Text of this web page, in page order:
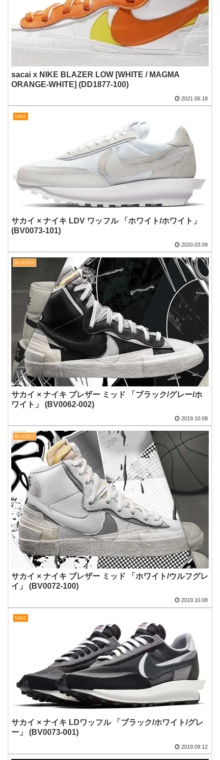
sacai x NIKE BLAZER LOW [WHITE / MAGMA
ORANGE-WHITE] (DD1877-100)
2021.06.18
NIKE
サカイ × ナイキ LDV ワッフル 「ホワイト/ホワイト」
(BV0073-101)
2020.03.09
BLAZER
サカイ × ナイキ ブレザー ミッド 「ブラック/グレー/ホ
ワイト」 (BV0062-002)
2019.10.08
BLAZER
サカイ × ナイキ ブレザー ミッド 「ホワイト/ウルフグレ
イ」 (BV0072-100)
2019.10.08
NIKE
サカイ × ナイキ LDワッフル 「ブラック/ホワイト/グレ
ー」 (BV0073-001)
2019.09.12